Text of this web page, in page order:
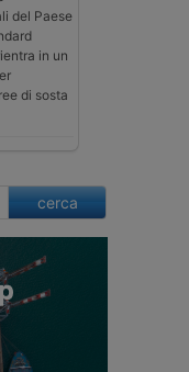
del Paese
in un
di sosta
cerca